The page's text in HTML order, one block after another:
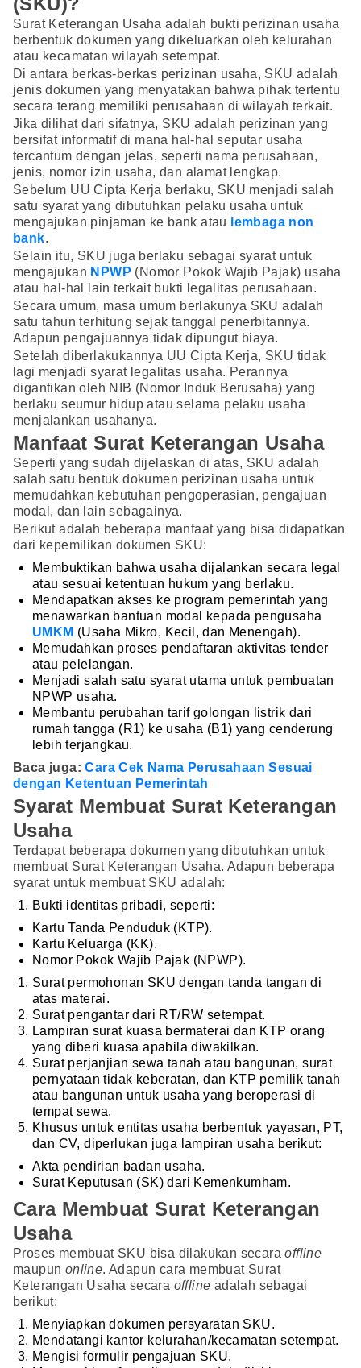
Surat Keterangan Usaha adalah bukti perizinan usaha
berbentuk dokumen yang dikeluarkan oleh kelurahan
atau kecamatan wilayah setempat.
Di antara berkas-berkas perizinan usaha, SKU adalah
jenis dokumen yang menyatakan bahwa pihak tertentu
secara terang memiliki perusahaan di wilayah terkait.
Jika dilihat dari sifatnya, SKU adalah perizinan yang
bersifat informatif di mana hal-hal seputar usaha
tercantum dengan jelas, seperti nama perusahaan,
jenis, nomor izin usaha, dan alamat lengkap.
Sebelum UU Cipta Kerja berlaku, SKU menjadi salah
satu syarat yang dibutuhkan pelaku usaha untuk
mengajukan pinjaman ke bank atau
lembaga non
bank.
Selain itu, SKU juga berlaku sebagai syarat untuk
mengajukan NPWP (Nomor Pokok Wajib Pajak) usaha
atau hal-hal lain terkait bukti legalitas perusahaan.
Secara umum, masa umum berlakunya SKU adalah
satu tahun terhitung sejak tanggal penerbitannya.
Adapun pengajuannya tidak dipungut biaya.
Setelah diberlakukannya UU Cipta Kerja, SKU tidak
lagi menjadi syarat legalitas usaha. Perannya
digantikan oleh NIB (Nomor Induk Berusaha) yang
berlaku seumur hidup atau selama pelaku usaha
menjalankan usahanya.
Manfaat Surat Keterangan Usaha
Seperti yang sudah dijelaskan di atas, SKU adalah
salah satu bentuk dokumen perizinan usaha untuk
memudahkan kebutuhan pengoperasian, pengajuan
modal, dan lain sebagainya.
Berikut adalah beberapa manfaat yang bisa didapatkan
dari kepemilikan dokumen SKU:
Membuktikan bahwa usaha dijalankan secara legal
atau sesuai ketentuan hukum yang berlaku.
Mendapatkan akses ke program pemerintah yang
menawarkan bantuan modal kepada pengusaha
UMKM (Usaha Mikro, Kecil, dan Menengah).
Memudahkan proses pendaftaran aktivitas tender
atau pelelangan.
Menjadi salah satu syarat utama untuk pembuatan
NPWP usaha.
Membantu perubahan tarif golongan listrik dari
rumah tangga (R1) ke usaha (B1) yang cenderung
lebih terjangkau.
Baca juga:Cara Cek Nama Perusahaan Sesuai
dengan Ketentuan Pemerintah
Syarat Membuat Surat Keterangan
Usaha
Terdapat beberapa dokumen yang dibutuhkan untuk
membuat Surat Keterangan Usaha. Adapun beberapa
syarat untuk membuat SKU adalah:
Bukti identitas pribadi, seperti:
Kartu Tanda Penduduk (KTP).
Kartu Keluarga (KK).
Nomor Pokok Wajib Pajak (NPWP).
Surat permohonan SKU dengan tanda tangan di
atas materai.
Surat pengantar dari RT/RW setempat.
Lampiran surat kuasa bermaterai dan KTP orang
yang diberi kuasa apabila diwakilkan.
Surat perjanjian sewa tanah atau bangunan, surat
pernyataan tidak keberatan, dan KTP pemilik tanah
atau bangunan untuk usaha yang beroperasi di
tempat sewa.
Khusus untuk entitas usaha berbentuk yayasan, PT,
dan CV, diperlukan juga lampiran usaha berikut:
Akta pendirian badan usaha.
Surat Keputusan (SK) dari Kemenkumham.
Cara Membuat Surat Keterangan
Usaha
Proses membuat SKU bisa dilakukan secaraoffline
maupun online. Adapun cara membuat Surat
Keterangan Usaha secara offline adalah sebagai
berikut:
Menyiapkan dokumen persyaratan SKU.
Mendatangi kantor kelurahan/kecamatan setempat.
Mengisi formulir pengajuan SKU.